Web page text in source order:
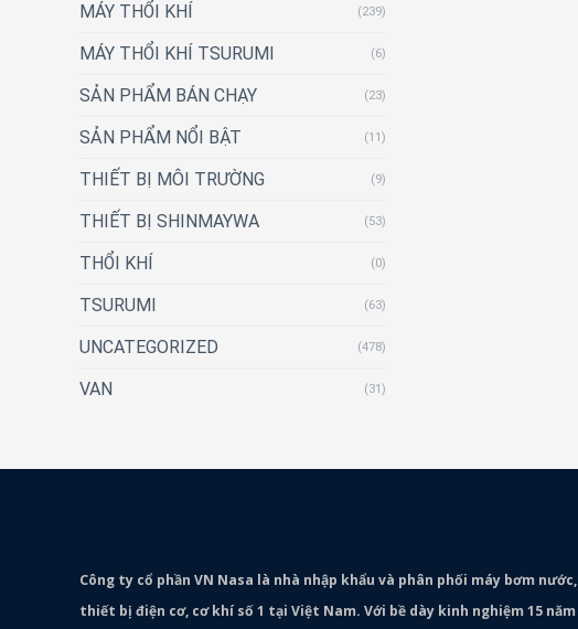
MÁY THỔI KHÍ (239)
MÁY THỔI KHÍ TSURUMI (6)
SẢN PHẨM BÁN CHẠY (23)
SẢN PHẨM NỔI BẬT (11)
THIẾT BỊ MÔI TRƯỜNG (9)
THIẾT BỊ SHINMAYWA (53)
THỔI KHÍ (0)
TSURUMI (63)
UNCATEGORIZED (478)
VAN (31)
Công ty cổ phần VN Nasa là nhà nhập khẩu và phân phối máy bơm nước,
thiết bị điện cơ, cơ khí số 1 tại Việt Nam. Với bề dày kinh nghiệm 15 năm